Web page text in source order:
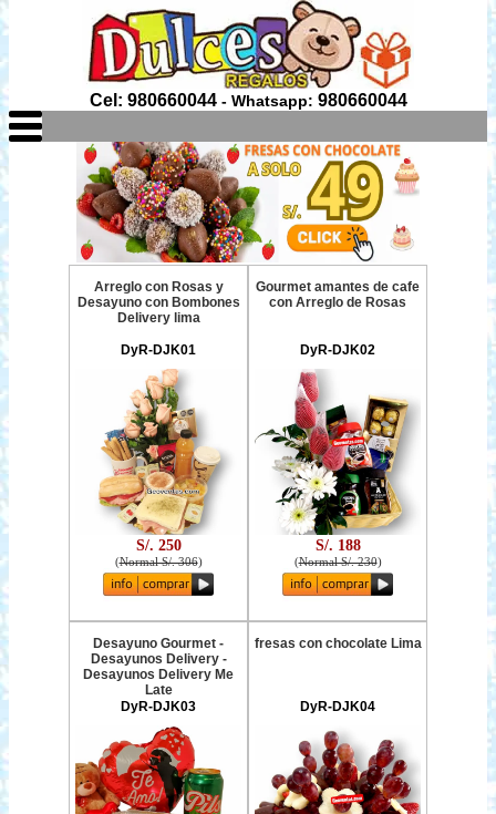
Cel: 980660044- Whatsapp: 980660044
Arreglo con Rosas y
Desayuno con Bombones
Delivery lima
DyR-DJK01
S/. 250
(Normal S/. 306)
Gourmet amantes de cafe
con Arreglo de Rosas
DyR-DJK02
S/. 188
(Normal S/. 230)
Desayuno Gourmet -
Desayunos Delivery -
Desayunos Delivery Me
Late
DyR-DJK03
fresas con chocolate Lima
DyR-DJK04